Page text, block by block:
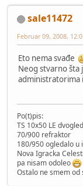
sale11472
Februar 09, 2008,
Eto nema svađe
Neog stvarno šta
administratorima
Po(t)pis:
TS 10x50 LE dvogled
70/900 refraktor
180/950 ogledalo u
Nova Igracka
pa nisam odoleo
Ostalo ne smem